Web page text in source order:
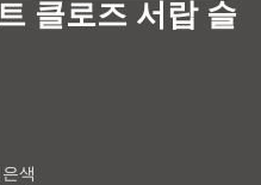
클로즈 서랍 슬
색